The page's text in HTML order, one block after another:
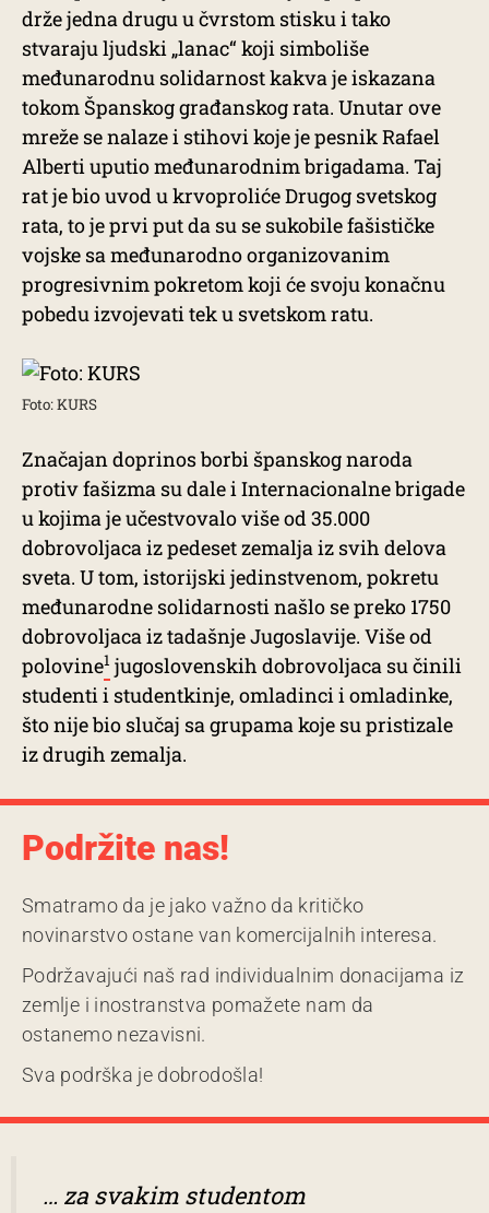
drže jedna drugu u čvrstom stisku i tako
stvaraju ljudski „lanac“ koji simboliše
međunarodnu solidarnost kakva je iskazana
tokom Španskog građanskog rata. Unutar ove
mreže se nalaze i stihovi koje je pesnik Rafael
Alberti uputio međunarodnim brigadama. Taj
rat je bio uvod u krvoproliće Drugog svetskog
rata, to je prvi put da su se sukobile fašističke
vojske sa međunarodno organizovanim
progresivnim pokretom koji će svoju konačnu
pobedu izvojevati tek u svetskom ratu.
Foto: KURS
Značajan doprinos borbi španskog naroda
protiv fašizma su dale i Internacionalne brigade
u kojima je učestvovalo više od 35.000
dobrovoljaca iz pedeset zemalja iz svih delova
sveta. U tom, istorijski jedinstvenom, pokretu
međunarodne solidarnosti našlo se preko 1750
dobrovoljaca iz tadašnje Jugoslavije. Više od
polovine1 jugoslovenskih dobrovoljaca su činili
studenti i studentkinje, omladinci i omladinke,
što nije bio slučaj sa grupama koje su pristizale
iz drugih zemalja.
Podržite nas!
Smatramo da je jako važno da kritičko
novinarstvo ostane van komercijalnih interesa.
Podržavajući naš rad individualnim donacijama iz
zemlje i inostranstva pomažete nam da
ostanemo nezavisni.
Sva podrška je dobrodošla!
… za svakim studentom